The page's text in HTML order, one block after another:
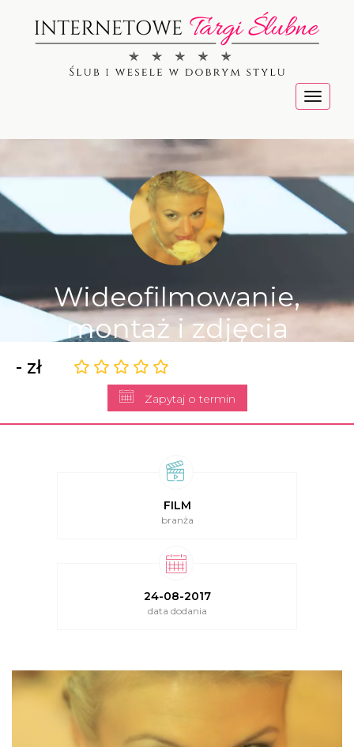
Menu
Wideofilmowanie,
montaż i zdjęcia
- zł
Zapytaj o termin
FILM
branża
24-08-2017
data dodania